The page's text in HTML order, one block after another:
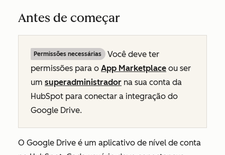
Antes de começar
Permissões necessárias
Você deve ter
permissões para o App Marketplace ou ser
um superadministrador na sua conta da
HubSpot para conectar a integração do
Google Drive.
O Google Drive é um aplicativo de nível de conta